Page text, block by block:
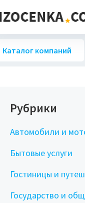
Каталог компаний
Рубрики
Автомобили и
Бытовые услуги
Гостиницы и
Государство и